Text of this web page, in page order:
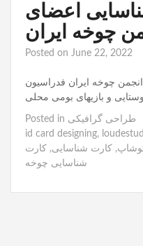
اعضای
چوخه ایران
Posted on June 22, 2022
چوخه ایران فدراسیون
و بازیهای بومی محلی
Posted in طراحی گرافیکی
id card designing,
, کارت شناسایی, کارت
شناسایی چوخه